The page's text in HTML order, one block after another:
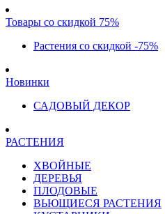
Товары со скидкой 75%
Растения со скидкой -75%
Новинки
САДОВЫЙ ДЕКОР
РАСТЕНИЯ
ХВОЙНЫЕ
ДЕРЕВЬЯ
ПЛОДОВЫЕ
ВЬЮЩИЕСЯ РАСТЕНИЯ